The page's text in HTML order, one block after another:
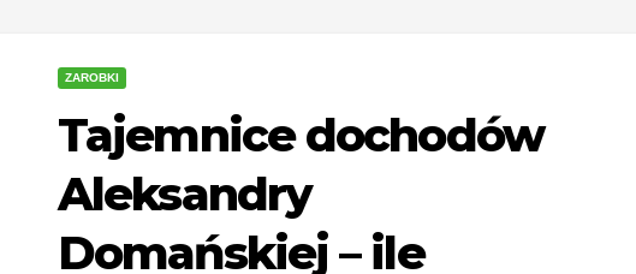
ZAROBKI
Tajemnice dochodów
Aleksandry
Domańskiej – ile